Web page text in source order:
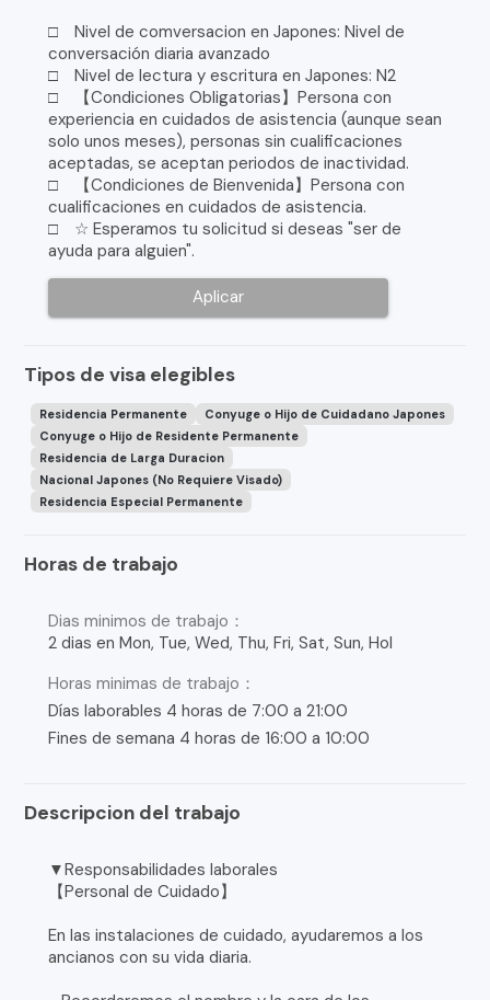
□ Nivel de comversacion en Japones: Nivel de
conversación diaria avanzado
□ Nivel de lectura y escritura en Japones: N2
□ 【Condiciones Obligatorias】Persona con
experiencia en cuidados de asistencia (aunque sean
solo unos meses), personas sin cualificaciones
aceptadas, se aceptan periodos de inactividad.
□ 【Condiciones de Bienvenida】Persona con
cualificaciones en cuidados de asistencia.
□ ☆ Esperamos tu solicitud si deseas "ser de
ayuda para alguien".
Aplicar
Tipos de visa elegibles
Residencia Permanente
Conyuge o Hijo de Cuidadano Japones
Conyuge o Hijo de Residente Permanente
Residencia de Larga Duracion
Nacional Japones (No Requiere Visado)
Residencia Especial Permanente
Horas de trabajo
Dias minimos de trabajo：
2 dias en Mon, Tue, Wed, Thu, Fri, Sat, Sun, Hol
Horas minimas de trabajo：
Días laborables 4 horas de 7:00 a 21:00
Fines de semana 4 horas de 16:00 a 10:00
Descripcion del trabajo
▼Responsabilidades laborales
【Personal de Cuidado】
En las instalaciones de cuidado, ayudaremos a los
ancianos con su vida diaria.